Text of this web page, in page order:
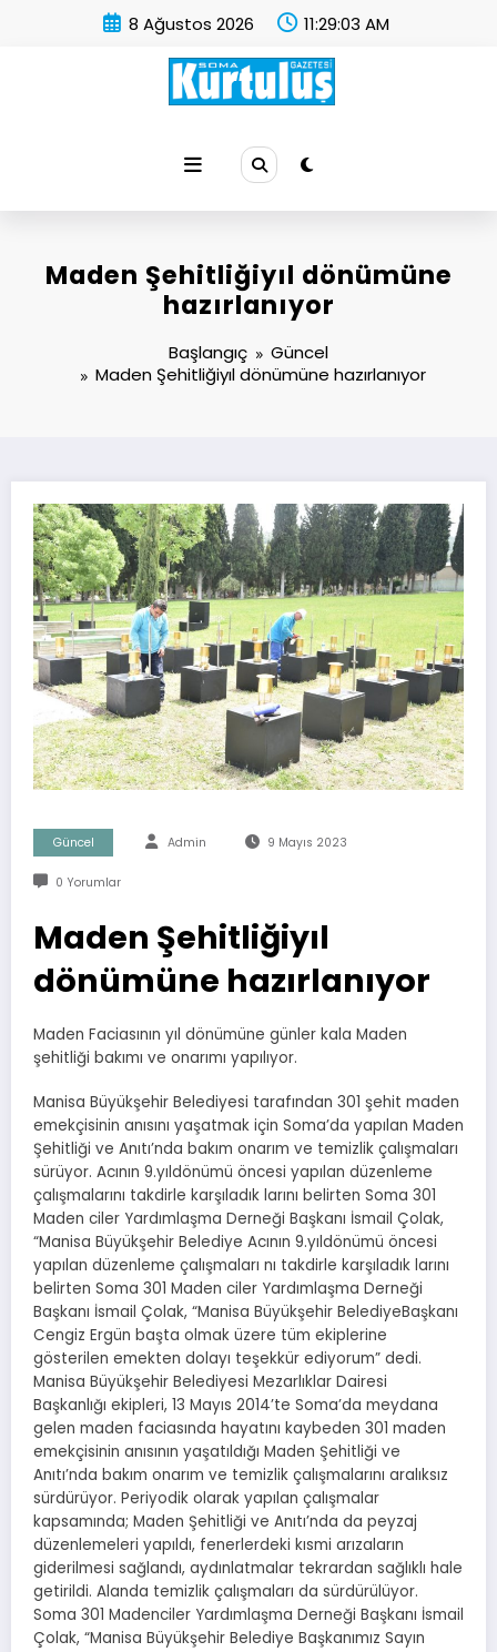
8 Ağustos 2026 11:29:04 AM
Maden Şehitliğiyıl dönümüne
hazırlanıyor
Başlangıç
Güncel
Maden Şehitliğiyıl dönümüne hazırlanıyor
Güncel Admin 9 Mayıs 2023
0 Yorumlar
Maden Şehitliğiyıl
dönümüne hazırlanıyor
Maden Faciasının yıl dönümüne günler kala Maden
şehitliği bakımı ve onarımı yapılıyor.
Manisa Büyükşehir Belediyesi tarafından 301 şehit maden
emekçisinin anısını yaşatmak için Soma’da yapılan Maden
Şehitliği ve Anıtı’nda bakım onarım ve temizlik çalışmaları
sürüyor. Acının 9.yıldönümü öncesi yapılan düzenleme
çalışmalarını takdirle karşıladık larını belirten Soma 301
Maden ciler Yardımlaşma Derneği Başkanı İsmail Çolak,
“Manisa Büyükşehir Belediye Acının 9.yıldönümü öncesi
yapılan düzenleme çalışmaları nı takdirle karşıladık larını
belirten Soma 301 Maden ciler Yardımlaşma Derneği
Başkanı İsmail Çolak, “Manisa Büyükşehir BelediyeBaşkanı
Cengiz Ergün başta olmak üzere tüm ekiplerine
gösterilen emekten dolayı teşekkür ediyorum” dedi.
Manisa Büyükşehir Belediyesi Mezarlıklar Dairesi
Başkanlığı ekipleri, 13 Mayıs 2014’te Soma’da meydana
gelen maden faciasında hayatını kaybeden 301 maden
emekçisinin anısının yaşatıldığı Maden Şehitliği ve
Anıtı’nda bakım onarım ve temizlik çalışmalarını aralıksız
sürdürüyor. Periyodik olarak yapılan çalışmalar
kapsamında; Maden Şehitliği ve Anıtı’nda da peyzaj
düzenlemeleri yapıldı, fenerlerdeki kısmi arızaların
giderilmesi sağlandı, aydınlatmalar tekrardan sağlıklı hale
getirildi. Alanda temizlik çalışmaları da sürdürülüyor.
Soma 301 Madenciler Yardımlaşma Derneği Başkanı İsmail
Çolak, “Manisa Büyükşehir Belediye Başkanımız Sayın